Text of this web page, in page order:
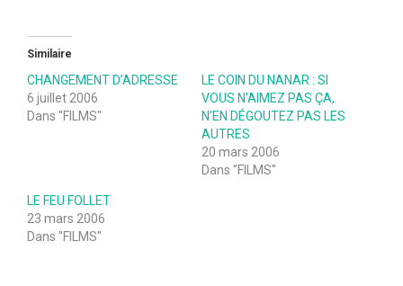
Similaire
CHANGEMENT D’ADRESSE
6 juillet 2006
Dans "FILMS"
LE COIN DU NANAR : SI
VOUS N’AIMEZ PAS ÇA,
N’EN DÉGOUTEZ PAS LES
AUTRES
20 mars 2006
Dans "FILMS"
LE FEU FOLLET
23 mars 2006
Dans "FILMS"